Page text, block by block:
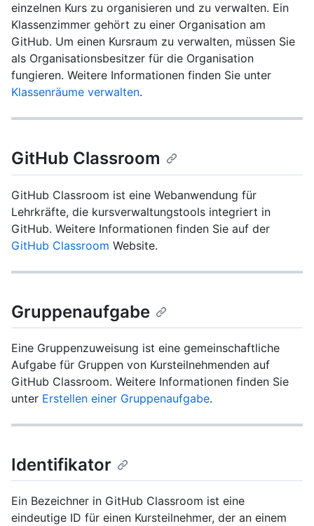
einzelnen Kurs zu organisieren und zu verwalten. Ein
Klassenzimmer gehört zu einer Organisation am
GitHub. Um einen Kursraum zu verwalten, müssen Sie
als Organisationsbesitzer für die Organisation
fungieren. Weitere Informationen finden Sie unter
Klassenräume verwalten.
GitHub Classroom
GitHub Classroom ist eine Webanwendung für
Lehrkräfte, die kursverwaltungstools integriert in
GitHub. Weitere Informationen finden Sie auf der
GitHub Classroom Website.
Gruppenaufgabe
Eine Gruppenzuweisung ist eine gemeinschaftliche
Aufgabe für Gruppen von Kursteilnehmenden auf
GitHub Classroom. Weitere Informationen finden Sie
unter Erstellen einer Gruppenaufgabe.
Identifikator
Ein Bezeichner in GitHub Classroom ist eine
eindeutige ID für einen Kursteilnehmer, der an einem